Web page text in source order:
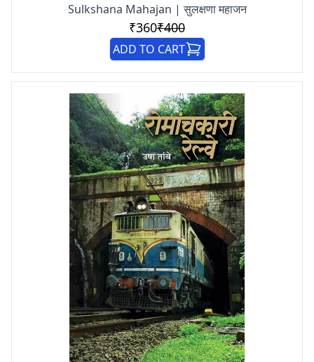
Sulkshana Mahajan | सुलक्षणा महाजन
₹360₹400
ADD TO CART